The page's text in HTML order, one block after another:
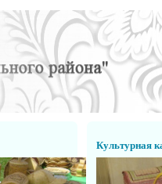
Культурная